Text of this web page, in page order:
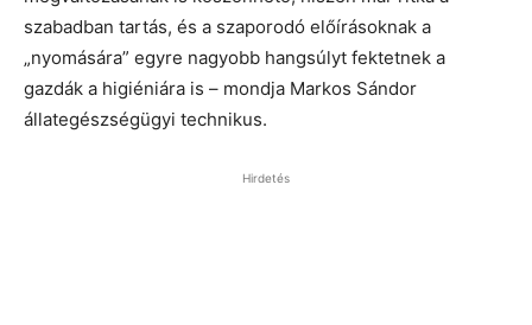
szabadban tartás, és a szaporodó előírásoknak a
„nyomására” egyre nagyobb hangsúlyt fektetnek a
gazdák a higiéniára is – mondja Markos Sándor
állategészségügyi technikus.
Hirdetés